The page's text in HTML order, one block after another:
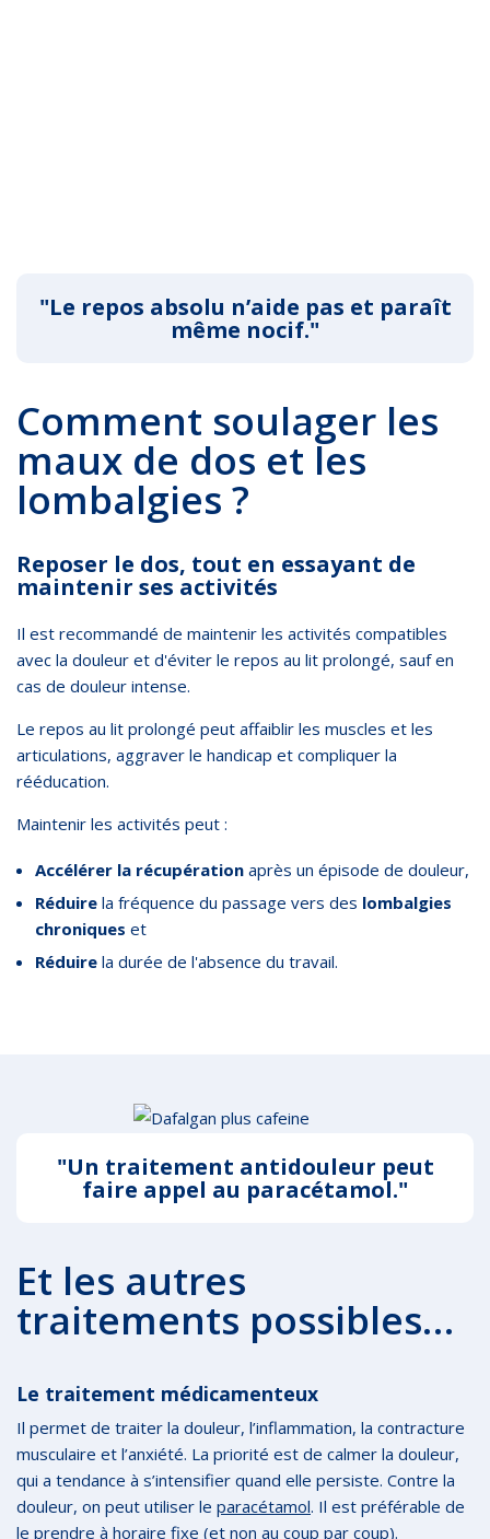
"Le repos absolu n’aide pas et paraît
même nocif."
Comment soulager les
maux de dos et les
lombalgies ?
Reposer le dos, tout en essayant de
maintenir ses activités
Il est recommandé de maintenir les activités compatibles
avec la douleur et d'éviter le repos au lit prolongé, sauf en
cas de douleur intense.
Le repos au lit prolongé peut affaiblir les muscles et les
articulations, aggraver le handicap et compliquer la
rééducation.
Maintenir les activités peut :
Accélérer la récupération après un épisode de douleur,
Réduire la fréquence du passage vers des lombalgies
chroniques et
Réduire la durée de l'absence du travail.
"Un traitement antidouleur peut
faire appel au paracétamol."
Et les autres
traitements possibles…
Le traitement médicamenteux
Il permet de traiter la douleur, l’inflammation, la contracture
musculaire et l’anxiété. La priorité est de calmer la douleur,
qui a tendance à s’intensifier quand elle persiste. Contre la
douleur, on peut utiliser le paracétamol. Il est préférable de
le prendre à horaire fixe (et non au coup par coup).